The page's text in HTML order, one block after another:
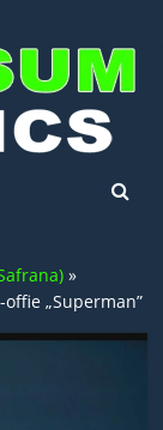
»
„Superman”